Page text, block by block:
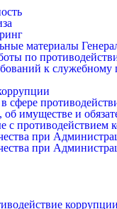
материалы
по
к
сфере
имуществе и
противодействием
при
при
коррупции